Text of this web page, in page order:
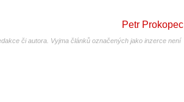
Petr Prokopec
či autora. Vyjma článků označených jako inzerce není